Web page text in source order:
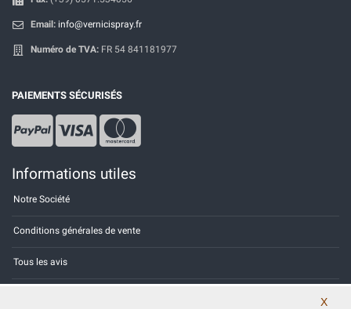
Email: info@vernicispray.fr
Numéro de TVA: FR 54 841181977
PAIEMENTS SÉCURISÉS
Informations utiles
Notre Société
Conditions générales de vente
Tous les avis
X